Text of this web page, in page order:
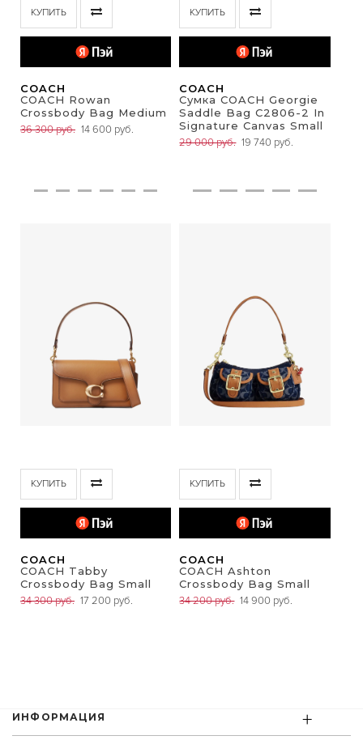
КУПИТЬ
COACH
COACH Rowan
Crossbody Bag Medium
36 300 руб. 14 600 руб.
КУПИТЬ
COACH
Сумка COACH Georgie
Saddle Bag C2806-2 In
Signature Canvas Small
29 000 руб. 19 740 руб.
КУПИТЬ
COACH
COACH Tabby
Crossbody Bag Small
34 300 руб. 17 200 руб.
КУПИТЬ
COACH
COACH Ashton
Crossbody Bag Small
34 200 руб. 14 900 руб.
ИНФОРМАЦИЯ +